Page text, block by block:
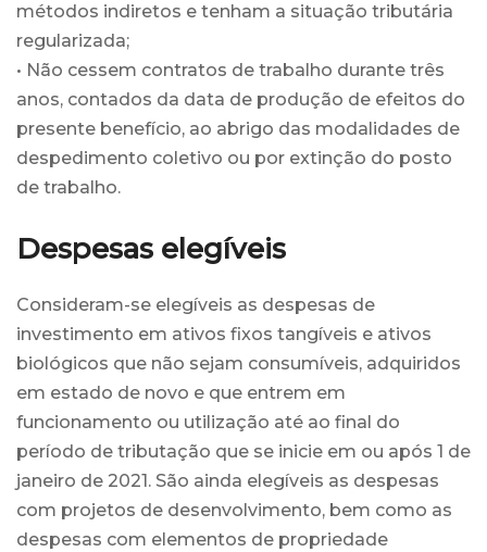
métodos indiretos e tenham a situação tributária
regularizada;
• Não cessem contratos de trabalho durante três
anos, contados da data de produção de efeitos do
presente benefício, ao abrigo das modalidades de
despedimento coletivo ou por extinção do posto
de trabalho.
Despesas elegíveis
Consideram-se elegíveis as despesas de
investimento em ativos fixos tangíveis e ativos
biológicos que não sejam consumíveis, adquiridos
em estado de novo e que entrem em
funcionamento ou utilização até ao final do
período de tributação que se inicie em ou após 1 de
janeiro de 2021. São ainda elegíveis as despesas
com projetos de desenvolvimento, bem como as
despesas com elementos de propriedade